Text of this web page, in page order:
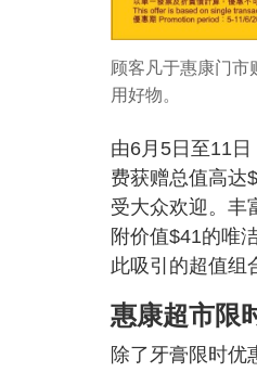
顾客凡于惠康门
用好物。
由6月5日至11
费获赠总值高达
受大众欢迎。丰
附价值$41的唯
此吸引的超值组
惠康超市限
除了牙膏限时优